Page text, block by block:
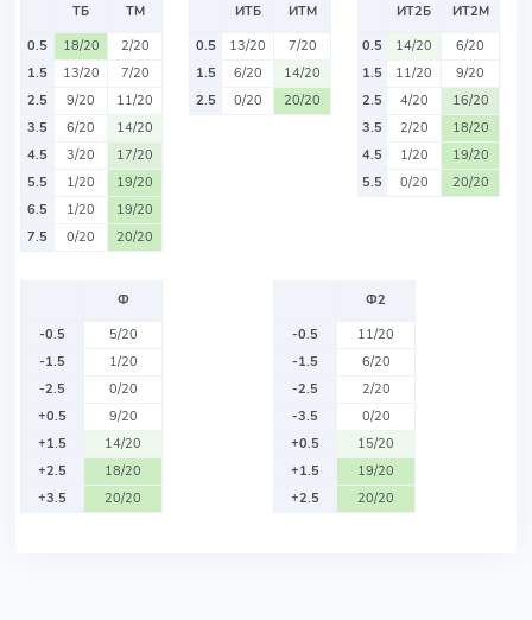
ТБ
ТМ
0.5
18/20
2/20
1.5
13/20
7/20
2.5
9/20
11/20
3.5
6/20
14/20
4.5
3/20
17/20
5.5
1/20
19/20
6.5
1/20
19/20
7.5
0/20 20/20
ИТБ
ИТМ
0.5
13/20
7/20
1.5
6/20
14/20
2.5
0/20 20/20
ИТ2Б
ИТ2М
0.5
14/20
6/20
1.5
11/20
9/20
2.5
4/20
16/20
3.5
2/20
18/20
4.5
1/20
19/20
5.5
0/20 20/20
Ф
-0.5
5/20
-1.5
1/20
-2.5
0/20
+0.5
9/20
+1.5
14/20
+2.5
18/20
+3.5
20/20
Ф2
-0.5
11/20
-1.5
6/20
-2.5
2/20
-3.5
0/20
+0.5
15/20
+1.5
19/20
+2.5
20/20